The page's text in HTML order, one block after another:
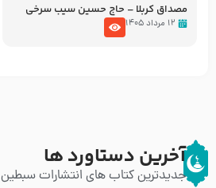
مصداق کربلا – حاج حسین سیب سرخی
۱۲ مرداد ۱۴۰۵
آخرین دستاورد ها
جدیدترین کتاب های انتشارات سبطین